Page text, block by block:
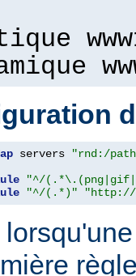
servers
"rnd:/
"^/
"^/(.*)" "http://